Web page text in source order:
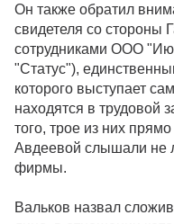
Он также обратил
свидетеля со стороны
сотрудниками ООО
"Статус"),
которого выступает
находятся в трудовой
того, трое из них
Авдеевой слышали не
фирмы.
Вальков назвал